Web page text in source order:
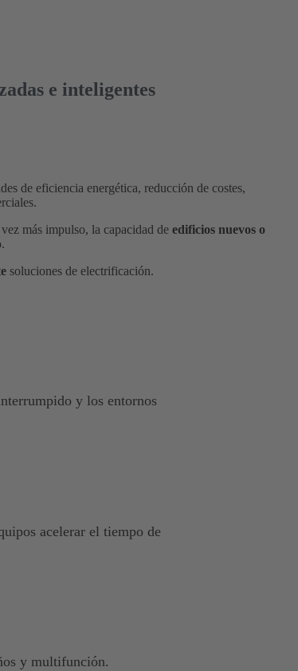
e inteligentes
de eficiencia energética, reducción de costes,
más impulso, la capacidad de edificios nuevos o
soluciones de electrificación.
y los entornos
acelerar el tiempo de
y multifunción.